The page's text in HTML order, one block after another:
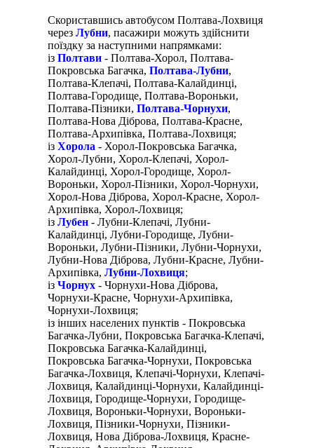
Скориставшись автобусом Полтава-Лохвиця
черезЛубни, пасажири можуть здійснити
поїздку за наступними напрямками:
ізПолтави - Полтава-Хорол, Полтава-
Покровська Багачка,Полтава-Лубни,
Полтава-Клепачі, Полтава-Калайдинці,
Полтава-Городище, Полтава-Вороньки,
Полтава-Пізники,Полтава-Чорнухи,
Полтава-Нова Діброва, Полтава-Красне,
Полтава-Архипівка, Полтава-Лохвиця;
ізХорола - Хорол-Покровська Багачка,
Хорол-Лубни, Хорол-Клепачі, Хорол-
Калайдинці, Хорол-Городище, Хорол-
Вороньки, Хорол-Пізники, Хорол-Чорнухи,
Хорол-Нова Діброва, Хорол-Красне, Хорол-
Архипівка, Хорол-Лохвиця;
ізЛубен - Лубни-Клепачі, Лубни-
Калайдинці, Лубни-Городище, Лубни-
Вороньки, Лубни-Пізники, Лубни-Чорнухи,
Лубни-Нова Діброва, Лубни-Красне, Лубни-
Архипівка,Лубни-Лохвиця;
ізЧорнух - Чорнухи-Нова Діброва,
Чорнухи-Красне, Чорнухи-Архипівка,
Чорнухи-Лохвиця;
із інших населених пунктів - Покровська
Багачка-Лубни, Покровська Багачка-Клепачі,
Покровська Багачка-Калайдинці,
Покровська Багачка-Чорнухи, Покровська
Багачка-Лохвиця, Клепачі-Чорнухи, Клепачі-
Лохвиця, Калайдинці-Чорнухи, Калайдинці-
Лохвиця, Городище-Чорнухи, Городище-
Лохвиця, Вороньки-Чорнухи, Вороньки-
Лохвиця, Пізники-Чорнухи, Пізники-
Лохвиця, Нова Діброва-Лохвиця, Красне-